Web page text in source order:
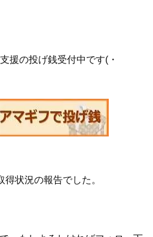
援の投げ銭受付中です(・
状況の報告でした。